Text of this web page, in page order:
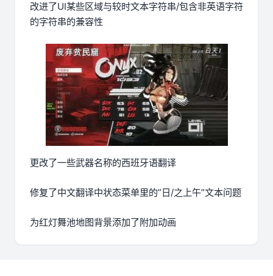
改进了UI某些区域与较时文本字符串/包含非英语字符
的字符串的兼容性
更改了一些武器名称的西班牙语翻译
修复了中文翻译中状态菜单里的”日/之上午”文本问题
为红灯舞池地图背景添加了附加动画